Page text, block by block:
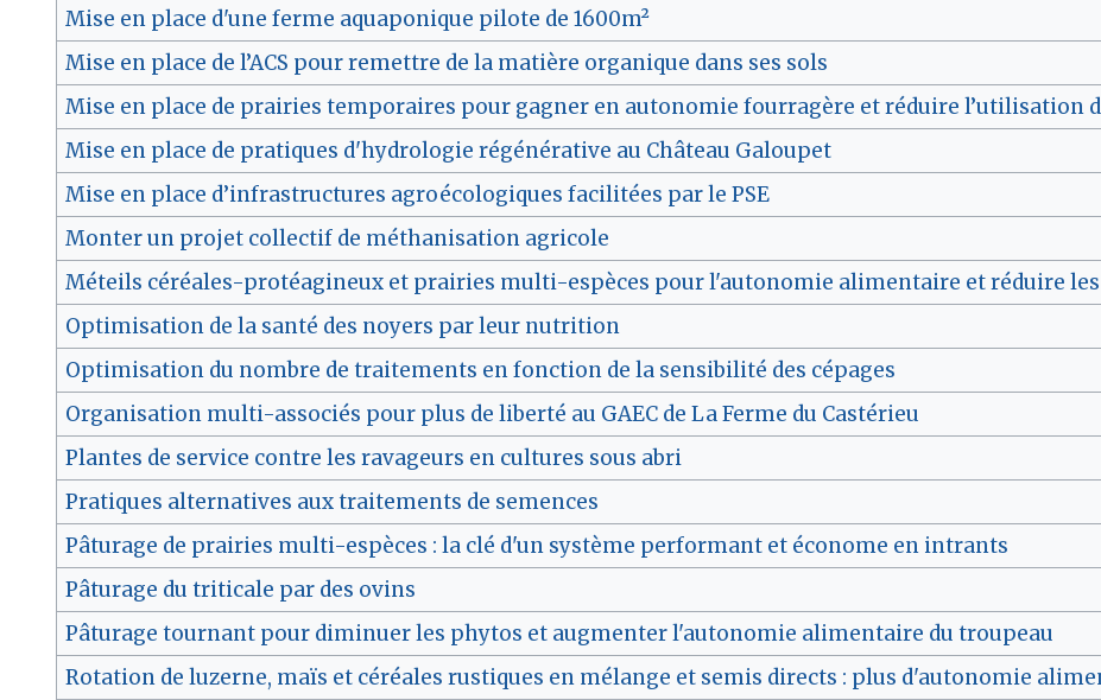
Mise en place d'une ferme aquaponique pilote de 1600m²
Mise en place de l’ACS pour remettre de la matière organique dans ses sols
Mise en place de prairies temporaires pour gagner en autonomie fourragère et réduire l’utilisation
Mise en place de pratiques d'hydrologie régénérative au Château Galoupet
Mise en place d’infrastructures agroécologiques facilitées par le PSE
Monter un projet collectif de méthanisation agricole
Méteils céréales-protéagineux et prairies multi-espèces pour l'autonomie alimentaire et réduire
Optimisation de la santé des noyers par leur nutrition
Optimisation du nombre de traitements en fonction de la sensibilité des cépages
Organisation multi-associés pour plus de liberté au GAEC de La Ferme du Castérieu
Plantes de service contre les ravageurs en cultures sous abri
Pratiques alternatives aux traitements de semences
Pâturage de prairies multi-espèces : la clé d'un système performant et économe en intrants
Pâturage du triticale par des ovins
Pâturage tournant pour diminuer les phytos et augmenter l'autonomie alimentaire du troupeau
Rotation de luzerne, maïs et céréales rustiques en mélange et semis directs : plus d'autonomie